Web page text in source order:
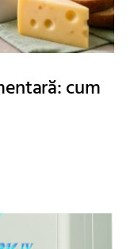
cum